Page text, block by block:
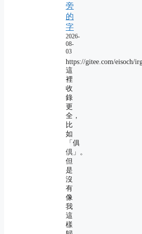
旁
的
字
2026-
08-
03
https://gitee.com/eisoch/
這
裡
收
錄
更
全，
比
如
「俱
倶」。
但
是
沒
有
像
我
這
樣